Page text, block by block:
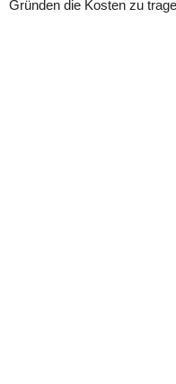
Gründen die Kosten zu